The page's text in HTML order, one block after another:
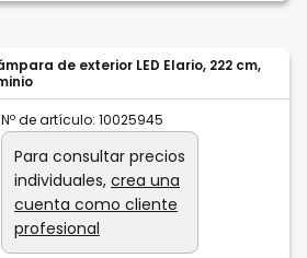
de exterior LED Elario, 222 cm,
Nº de artículo: 10025945
Para consultar precios
individuales, crea una
cuenta como cliente
profesional